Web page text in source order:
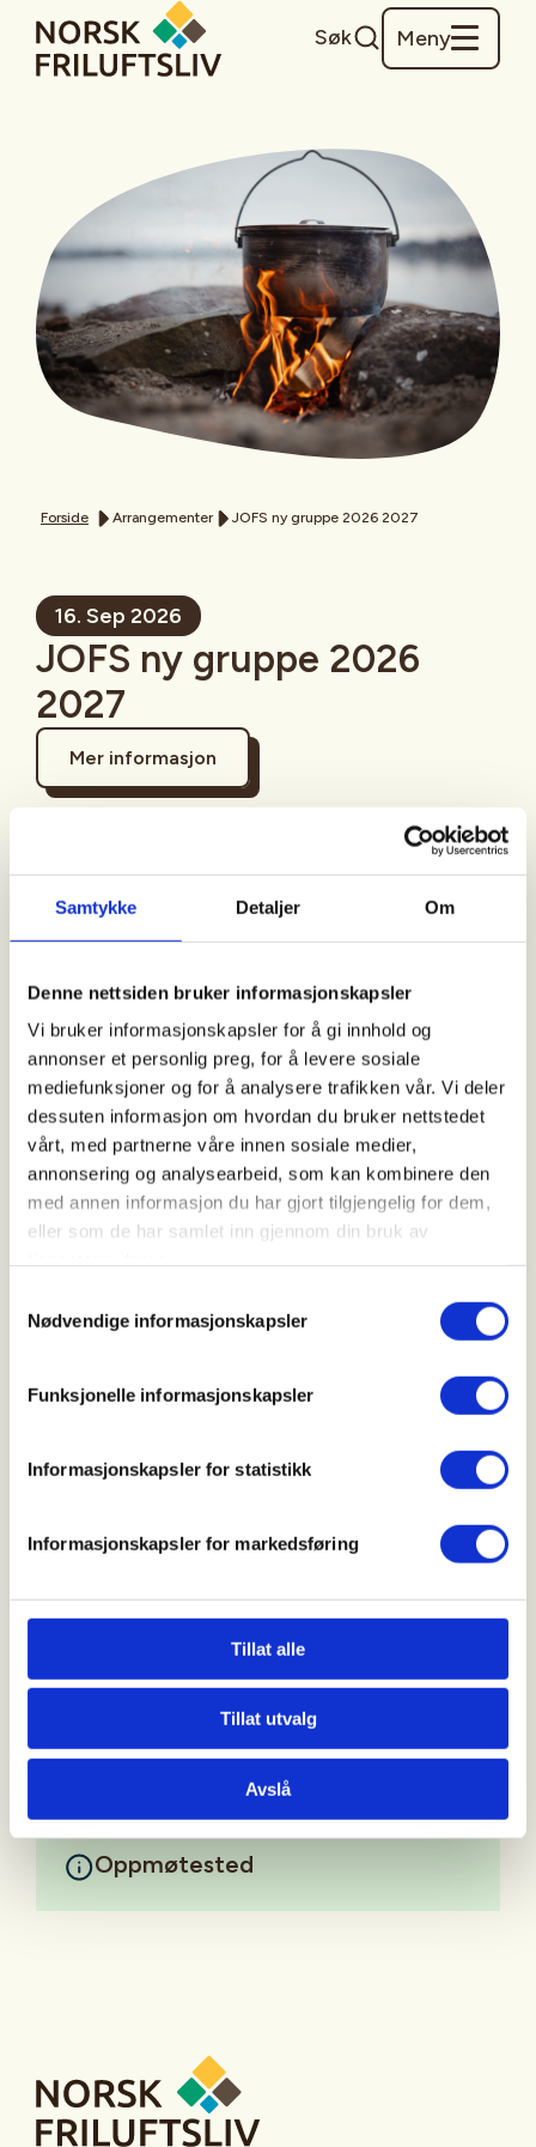
Samtykke Detaljer Om
Denne nettsiden bruker informasjonskapsler
Vi bruker informasjonskapsler for å gi innhold og
annonser et personlig preg, for å levere sosiale
mediefunksjoner og for å analysere trafikken vår. Vi deler
dessuten informasjon om hvordan du bruker nettstedet
vårt, med partnerne våre innen sosiale medier,
annonsering og analysearbeid, som kan kombinere den
med annen informasjon du har gjort tilgjengelig for dem,
eller som de har samlet inn gjennom din bruk av
Nødvendige informasjonskapsler
Funksjonelle informasjonskapsler
Informasjonskapsler for statistikk
Informasjonskapsler for markedsføring
Tillat alle
Tillat utvalg
Avslå
Søk Meny
Forside Arrangementer JOFS ny gruppe 2026 2027
16. Sep 2026
JOFS ny gruppe 2026
2027
Mer informasjon
Sted
16. Sep 2026
Kl. 18.00 - 21.00
Arrangør
Vang Jakt- og Fiskeforening
Kontaktperson
harald.thrones@vangjff.no
Velkommen til ny sesong med JOFS. Sosialt, bålkos
Harald Thrones; 48284199
Christine Sørli; 92452097
Oppmøtested